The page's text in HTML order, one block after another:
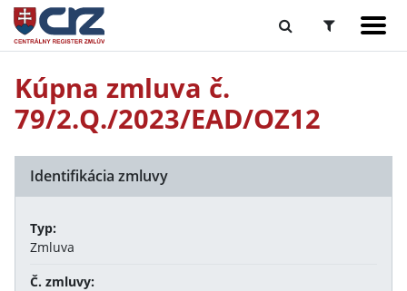
Kúpna zmluva č.
79/2.Q./2023/EAD/OZ12
Identifikácia zmluvy
Typ:
Zmluva
Č. zmluvy: